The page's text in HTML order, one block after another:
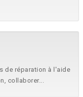
de réparation à l'aide
collaborer...